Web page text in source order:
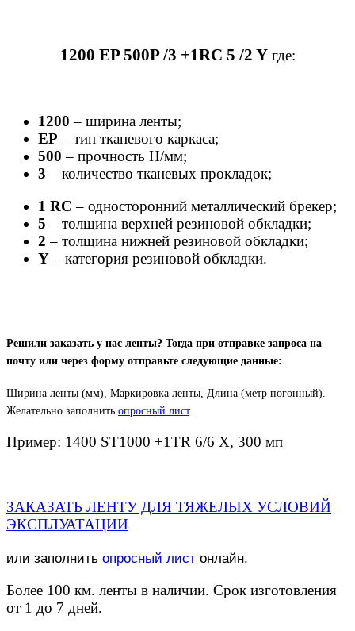
1200 EP 500P /3 +1RC 5 /2 Y где:
1200 – ширина ленты;
ЕР – тип тканевого каркаса;
500 – прочность Н/мм;
3 – количество тканевых прокладок;
1 RC – односторонний металлический брекер;
5 – толщина верхней резиновой обкладки;
2 – толщина нижней резиновой обкладки;
Y– категория резиновой обкладки.
Решили заказать у нас ленты? Тогда при отправке запроса на
почту или через форму отправьте следующие данные:
Ширина ленты (мм), Маркировка ленты Длина (метр погонный).
Желательно заполнить опросный лист.
Пример: 1400 ST1000 +1TR 6/6 X, 300 мп
ЗАКАЗАТЬ ЛЕНТУ ДЛЯ ТЯЖЕЛЫХ УСЛОВИЙ
ЭКСПЛУАТАЦИИ
или заполнить опросный лист онлайн.
Более 100 км. ленты в наличии. Срок изготовления
от 1 до 7 дней.